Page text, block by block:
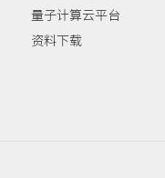
量子计算云平台
资料下载